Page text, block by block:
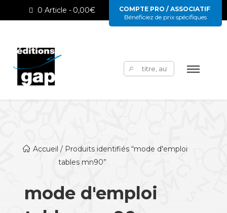
0 Article 0,00€
COMPTE PRO / ASSOCIATIF
Bénéficiez de prix spécifiques
Rechercher :
Accueil / Produits identifiés “mode d'emploi
tables mn90”
mode d'emploi